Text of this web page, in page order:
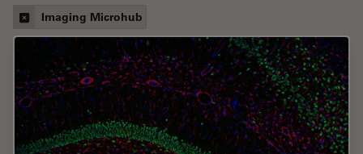
Imaging Microhub